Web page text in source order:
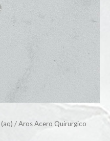
/ Aros Acero Quirurgico